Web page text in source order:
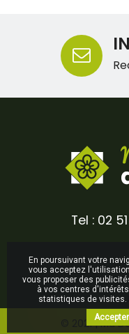
Tel : 02
© 2021 | Ma
En poursuivant votre
vous acceptez
vous proposer des
à vos centres
statistiques de visites.
Accepter